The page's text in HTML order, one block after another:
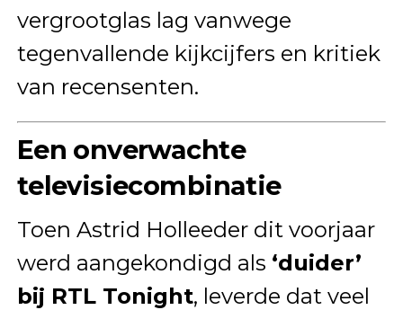
vergrootglas lag vanwege
tegenvallende kijkcijfers en kritiek
van recensenten.
Een onverwachte
televisiecombinatie
Toen Astrid Holleeder dit voorjaar
werd aangekondigd als ‘duider’
bij RTL Tonight, leverde dat veel